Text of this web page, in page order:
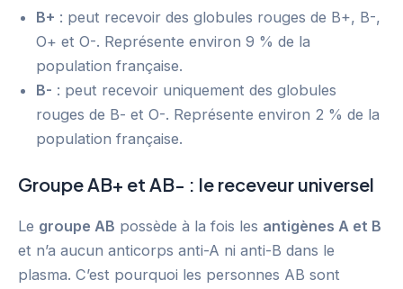
B+ : peut recevoir des globules rouges de B+, B-,
O+ et O-. Représente environ 9 % de la
population française.
B- : peut recevoir uniquement des globules
rouges de B- et O-. Représente environ 2 % de la
population française.
Groupe AB+ et AB- : le receveur universel
Le groupe AB possède à la fois les antigènes A et B
et n’a aucun anticorps anti-A ni anti-B dans le
plasma. C’est pourquoi les personnes AB sont